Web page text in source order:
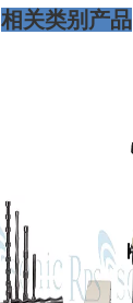
相关类别产品